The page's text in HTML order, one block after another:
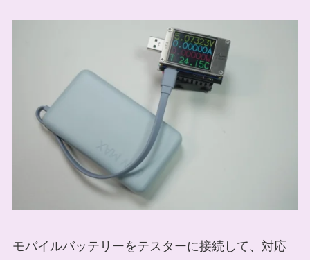
モバイルバッテリーをテスターに接続して、対応